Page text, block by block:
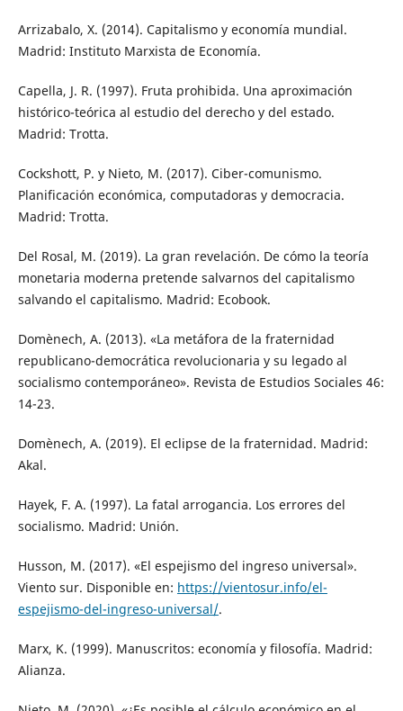
Arrizabalo, X. (2014). Capitalismo y economía mundial.
Madrid: Instituto Marxista de Economía.
Capella, J. R. (1997). Fruta prohibida. Una aproximación
histórico-teórica al estudio del derecho y del estado.
Madrid: Trotta.
Cockshott, P. y Nieto, M. (2017). Ciber-comunismo.
Planificación económica, computadoras y democracia.
Madrid: Trotta.
Del Rosal, M. (2019). La gran revelación. De cómo la teoría
monetaria moderna pretende salvarnos del capitalismo
salvando el capitalismo. Madrid: Ecobook.
Domènech, A. (2013). «La metáfora de la fraternidad
republicano-democrática revolucionaria y su legado al
socialismo contemporáneo». Revista de Estudios Sociales 46:
14-23.
Domènech, A. (2019). El eclipse de la fraternidad. Madrid:
Akal.
Hayek, F. A. (1997). La fatal arrogancia. Los errores del
socialismo. Madrid: Unión.
Husson, M. (2017). «El espejismo del ingreso universal».
Viento sur. Disponible en: https://vientosur.info/el-
espejismo-del-ingreso-universal/.
Marx, K. (1999). Manuscritos: economía y filosofía. Madrid:
Alianza.